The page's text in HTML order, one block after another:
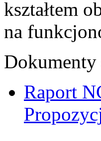
kształtem
na
Dokumenty
Raport